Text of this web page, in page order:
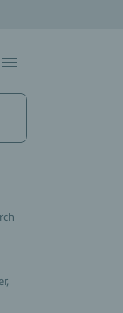
Text
Hidden Text